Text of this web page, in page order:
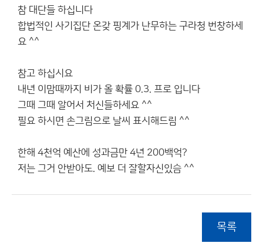
참 대단들 하십니다
합법적인 사기집단 온갖 핑계가 난무하는 구라청 번창하세
요 ^^
참고 하십시요
내년 이맘때까지 비가 올 확률 0.3. 프로 입니다
그때 그때 알어서 처신들하세요 ^^
필요 하시면 손그림으로 날씨 표시해드림 ^^
한해 4천억 예산에 성과금만 4년 200백억?
저는 그거 안받아도. 예보 더 잘할자신있슴 ^^
목록